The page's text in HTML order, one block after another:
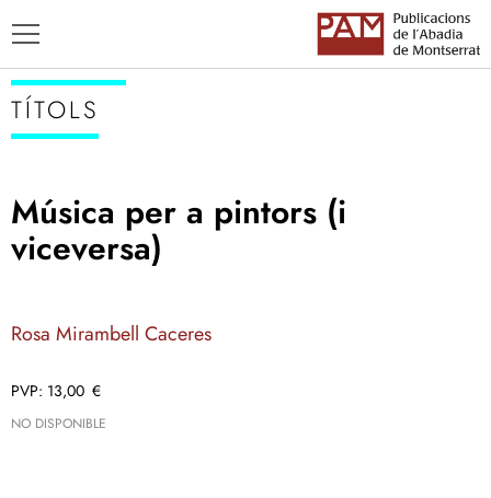
TÍTOLS
AUTORS
TÍTOLS
Música per a pintors (i
viceversa)
Rosa Mirambell Caceres
13,00 €
NO DISPONIBLE